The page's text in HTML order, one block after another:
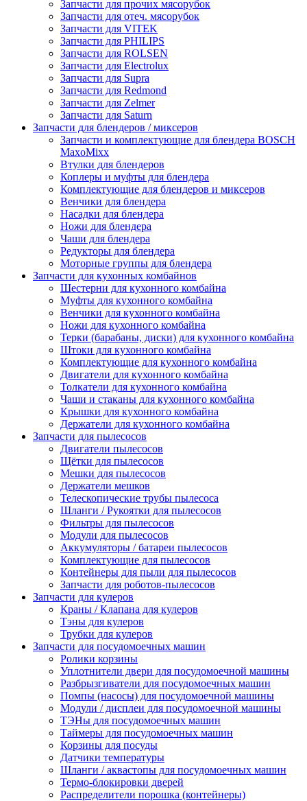
Запчасти для прочих мясорубок
Запчасти для отеч. мясорубок
Запчасти для VITEK
Запчасти для PHILIPS
Запчасти для ROLSEN
Запчасти для Electrolux
Запчасти для Supra
Запчасти для Redmond
Запчасти для Zelmer
Запчасти для Saturn
Запчасти для блендеров / миксеров
Запчасти и комплектующие для блендера BOSCH
MaxoMixx
Втулки для блендеров
Коплеры и муфты для блендера
Комплектующие для блендеров и миксеров
Венчики для блендера
Насадки для блендера
Ножи для блендера
Чаши для блендера
Редукторы для блендера
Моторные группы для блендера
Запчасти для кухонных комбайнов
Шестерни для кухонного комбайна
Муфты для кухонного комбайна
Венчики для кухонного комбайна
Ножи для кухонного комбайна
Терки (барабаны, диски) для кухонного комбайна
Штоки для кухонного комбайна
Комплектующие для кухонного комбайна
Двигатели для кухонного комбайна
Толкатели для кухонного комбайна
Чаши и стаканы для кухонного комбайна
Крышки для кухонного комбайна
Держатели для кухонного комбайна
Запчасти для пылесосов
Двигатели пылесосов
Щётки для пылесосов
Мешки для пылесосов
Держатели мешков
Телескопические трубы пылесоса
Шланги / Рукоятки для пылесосов
Фильтры для пылесосов
Модули для пылесосов
Аккумуляторы / батареи пылесосов
Комплектующие для пылесосов
Контейнеры для пыли для пылесосов
Запчасти для роботов-пылесосов
Запчасти для кулеров
Краны / Клапана для кулеров
Тэны для кулеров
Трубки для кулеров
Запчасти для посудомоечных машин
Ролики корзины
Уплотнители двери для посудомоечной машины
Разбрызгиватели для посудомоечных машин
Помпы (насосы) для посудомоечной машины
Модули / дисплеи для посудомоечной машины
ТЭНы для посудомоечных машин
Таймеры для посудомоечных машин
Корзины для посуды
Датчики температуры
Шланги / аквастопы для посудомоечных машин
Термо-блокировки дверей
Распределители порошка (контейнеры)